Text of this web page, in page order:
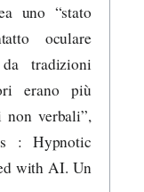
uno “stato
oculare
tradizioni
erano più
non verbali”,
: Hypnotic
with AI. Un